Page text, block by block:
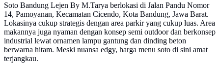
Soto Bandung Lejen By M.Tarya berlokasi di Jalan Pandu Nomor
14, Pamoyanan, Kecamatan Cicendo, Kota Bandung, Jawa Barat.
Lokasinya cukup strategis dengan area parkir yang cukup luas. Area
makannya juga nyaman dengan konsep semi outdoor dan berkonsep
industrial lewat ornamen lampu gantung dan dinding beton
berwarna hitam. Meski nuansa edgy, harga menu soto di sini amat
terjangkau.